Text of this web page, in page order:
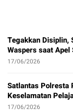
Tegakkan Disiplin,
Waspers saat Apel
17/06/2026
Satlantas Polresta
Keselamatan
17/06/2026